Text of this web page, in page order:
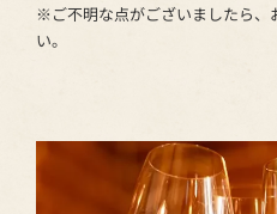
※ご不明な点がございましたら、
い。